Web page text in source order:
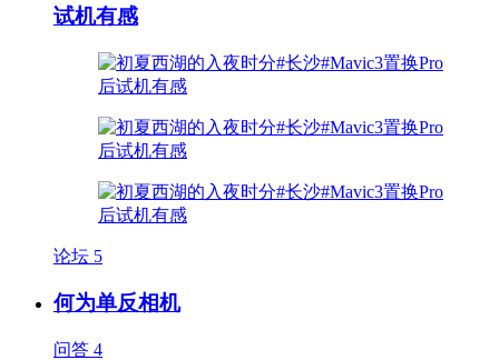
试机有感
论坛 5
何为单反相机
问答 4